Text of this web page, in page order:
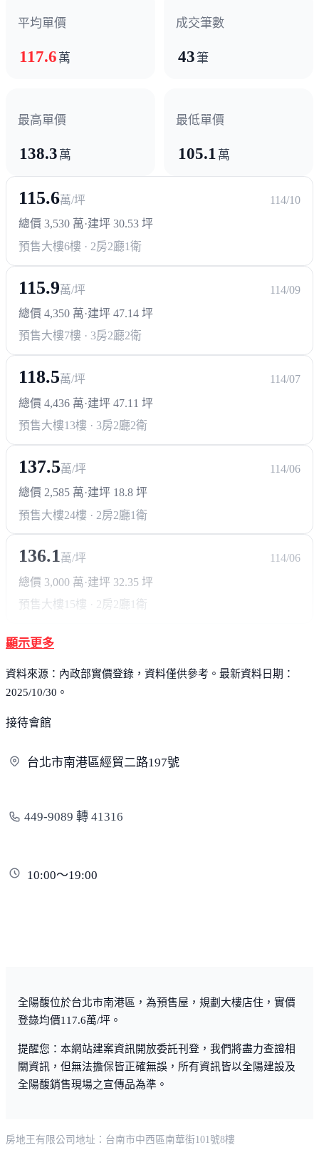
平均單價
117.6 萬
成交筆數
43筆
最高單價
138.3 萬
最低單價
105.1 萬
115.6萬/坪
114/10
總價 3,530 萬·建坪 30.53 坪
預售大樓6樓 · 2房2廳1衛
115.9萬/坪
114/09
總價 4,350 萬·建坪 47.14 坪
預售大樓7樓 · 3房2廳2衛
118.5萬/坪
114/07
總價 4,436 萬·建坪 47.11 坪
預售大樓13樓 · 3房2廳2衛
137.5萬/坪
114/06
總價 2,585 萬·建坪 18.8 坪
預售大樓24樓 · 2房2廳1衛
136.1萬/坪
114/06
總價 3,000 萬 ·建坪 32.35 坪
預售大樓 15樓 · 2房2廳1衛
顯示更多
資料來源：內政部實價登錄，資料僅供參考。最新資料日期：
2025/10/30。
接待會館
台北市南港區經貿二路197號
449-9089 轉 41316
10:00～19:00
全陽馥位於台北市南港區，為預售屋，規劃大樓店住，實價
登錄均價117.6萬/坪。
提醒您：本網站建案資訊開放委託刊登，我們將盡力查證相
關資訊，但無法擔保皆正確無誤，所有資訊皆以全陽建設及
全陽馥銷售現場之宣傳品為準。
房地王有限公司 地址：台南市中西區南華街101號8樓